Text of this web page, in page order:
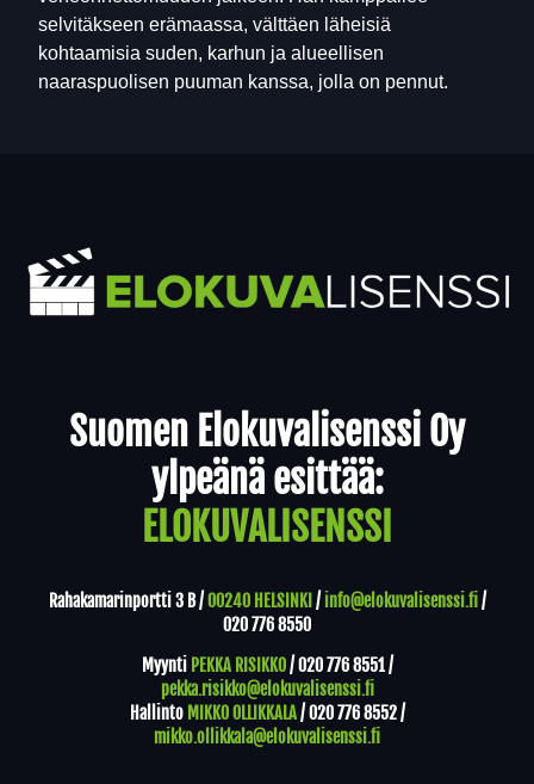
selvitäkseen erämaassa, välttäen läheisiä
kohtaamisia suden, karhun ja alueellisen
naaraspuolisen puuman kanssa, jolla on pennut.
Suomen Elokuvalisenssi Oy
ylpeänä esittää:
ELOKUVALISENSSI
Rahakamarinportti 3 B /00240 HELSINKI / info@elokuvalisenssi.fi/
020 776 8550
Myynti PEKKA RISIKKO/020 776 8551/
pekka.risikko@elokuvalisenssi.fi
Hallinto MIKKO OLLIKKALA/020 776 8552/
mikko.ollikkala@elokuvalisenssi.fi